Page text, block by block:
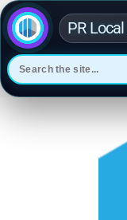
PR Local